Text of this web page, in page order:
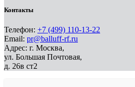
Контакты
Телефон: +7 (499) 110-13-22
Email: pr@balluff-rf.ru
Адрес: г. Москва,
ул. Большая Почтовая,
д. 26в ст2